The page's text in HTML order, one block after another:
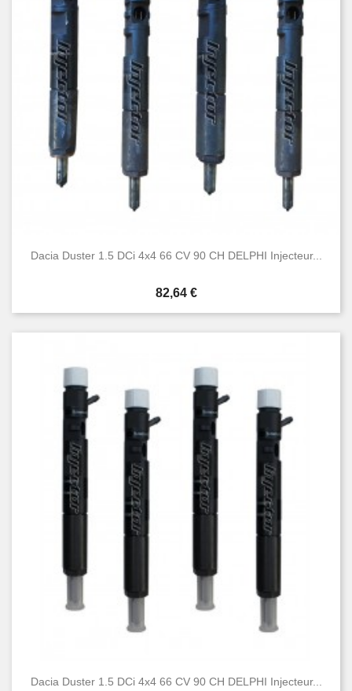
Dacia Duster 1.5 DCi 4x4 66 CV 90 CH DELPHI Injecteur...
Prix
82,64 €
Dacia Duster 1.5 DCi 4x4 66 CV 90 CH DELPHI Injecteur...